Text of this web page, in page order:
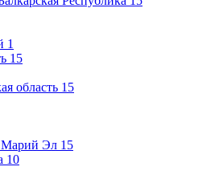
1
15
область 15
Марий Эл 15
10